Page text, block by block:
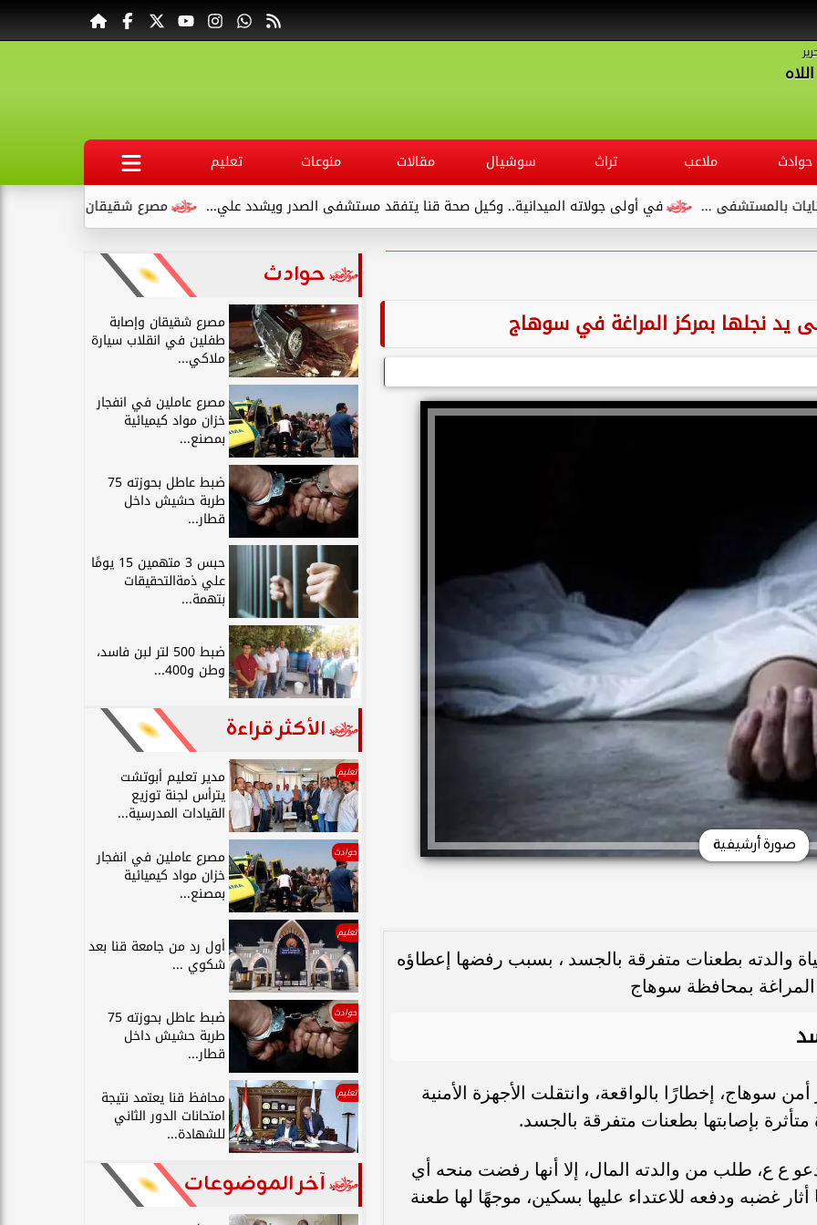
حوادث ملاعب تراث سوشيال مقالات منوعات
تعليم
مصرع شقيقان وإصابة طفلين في
في أولى جولاته الميدانية.. وكيل صحة قنا يتفقد مستشفى الصدر ويشدد علي... ...
يد نجلها بمركز المراغة في سوهاج
صورة أرشيفية
بطعنات متفرقة بالجسد ، بسبب رفضها إعطاؤه
المراغة بمحافظة سوهاج
سوهاج، إخطارًا بالواقعة، وانتقلت الأجهزة الأمنية
بإصابتها بطعنات متفرقة بالجسد.
ع ع، طلب من والدته المال، إلا أنها رفضت منحه أي
غضبه ودفعه للاعتداء عليها بسكين، موجهًا لها طعنة
حوادث
مصرع شقيقان وإصابة
طفلين في انقلاب سيارة
ملاكي...
مصرع عاملين في انفجار
خزان مواد كيميائية
بمصنع...
ضبط عاطل بحوزته 75
طربة حشيش داخل
قطار...
حبس 3 متهمين 15 يومًا
علي ذمةالتحقيقات
بتهمة...
ضبط 500 لتر لبن فاسد،
وطن و400...
الأكثر قراءة
تعليم مدير تعليم أبوتشت
يترأس لجنة توزيع
القيادات المدرسية...
حوادث مصرع عاملين في انفجار
خزان مواد كيميائية
بمصنع...
تعليم
أول رد من جامعة قنا بعد
شكوي ...
حوادث ضبط عاطل بحوزته 75
طربة حشيش داخل
قطار...
تعليم محافظ قنا يعتمد نتيجة
امتحانات الدور الثاني
للشهادة...
آخر الموضوعات